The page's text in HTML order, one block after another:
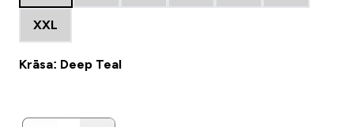
XXL
Krāsa: Deep Teal